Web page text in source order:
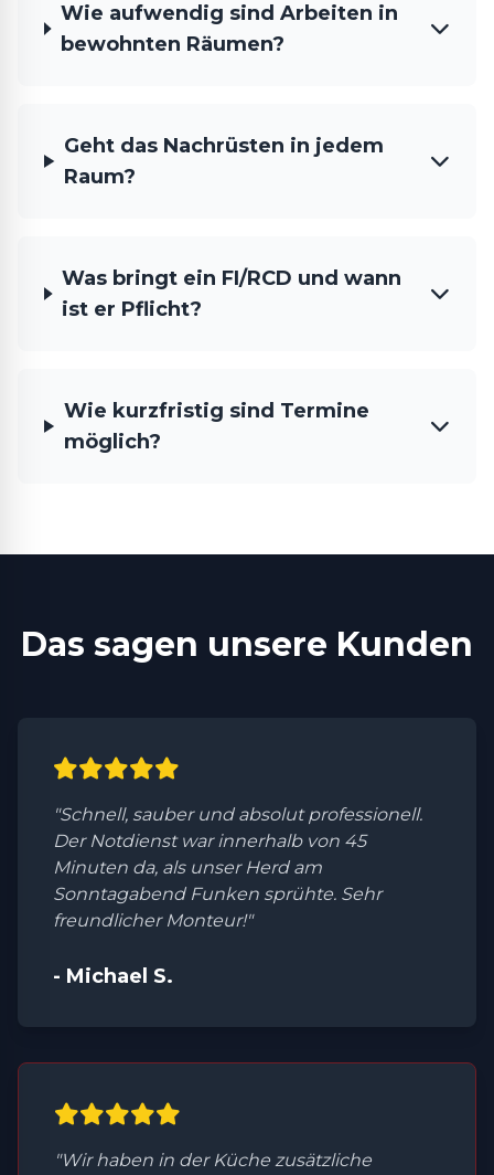
Wie aufwendig sind Arbeiten in
bewohnten Räumen?
Geht das Nachrüsten in jedem
Raum?
Was bringt ein FI/RCD und wann
ist er Pflicht?
Wie kurzfristig sind Termine
möglich?
Das sagen unsere Kunden
"Schnell, sauber und absolut professionell.
Der Notdienst war innerhalb von 45
Minuten da, als unser Herd am
Sonntagabend Funken sprühte. Sehr
freundlicher Monteur!"
- Michael S.
"Wir haben in der Küche zusätzliche